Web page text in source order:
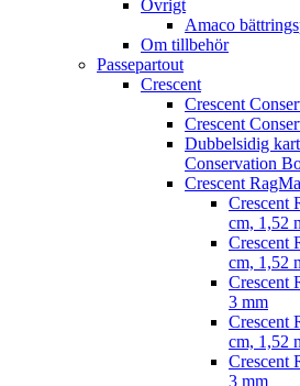
Övrigt
Amaco
Om tillbehör
Passepartout
Crescent
Crescent
Crescent
Dubbelsidig
Conservation
Crescent
Crescent
cm, 1,52
Crescent
cm, 1,52
Crescent
3 mm
Crescent
cm, 1,52
Crescent
3 mm